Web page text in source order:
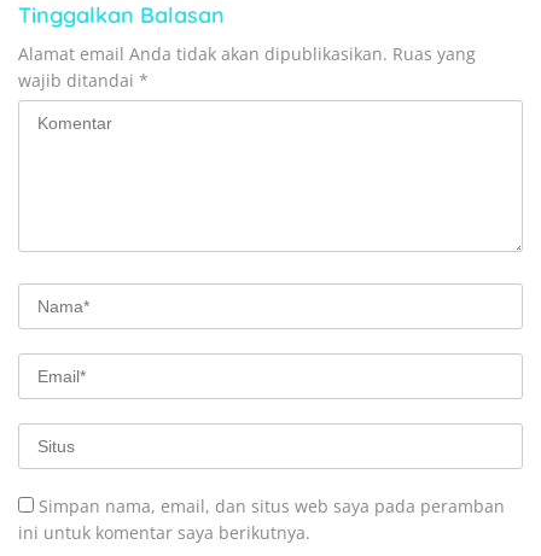
Tinggalkan Balasan
Alamat email Anda tidak akan dipublikasikan. Ruas yang
wajib ditandai *
Simpan nama, email, dan situs web saya pada peramban
ini untuk komentar saya berikutnya.